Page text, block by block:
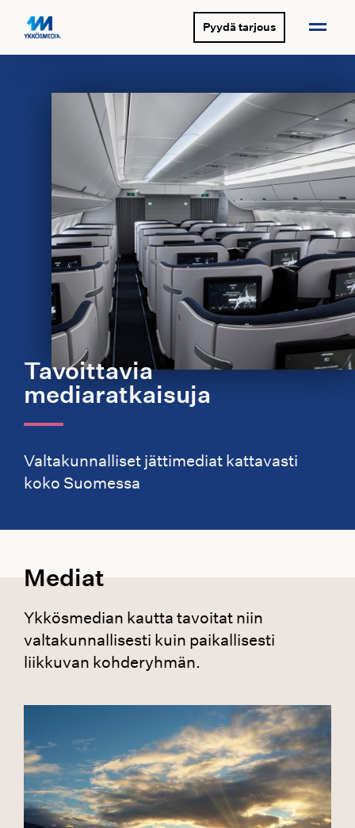
Pyydä tarjous
Tavoittavia
mediaratkaisuja
Valtakunnalliset jättimediat kattavasti
koko Suomessa
Mediat
Ykkösmedian kautta tavoitat niin
valtakunnallisesti kuin paikallisesti
liikkuvan kohderyhmän.